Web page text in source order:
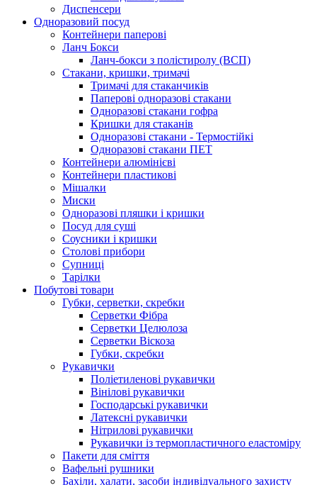
Диспенсери
Одноразовий посуд
Контейнери паперові
Ланч Бокси
Ланч-бокси з полістиролу (ВСП)
Стакани, кришки, тримачі
Тримачі для стаканчиків
Паперові одноразові стакани
Одноразові стакани гофра
Кришки для стаканів
Одноразові стакани - Термостійкі
Одноразові стакани ПЕТ
Контейнери алюмінієві
Контейнери пластикові
Мішалки
Миски
Одноразові пляшки і кришки
Посуд для суші
Соусники і кришки
Столові прибори
Супниці
Тарілки
Побутові товари
Губки, серветки, скребки
Серветки Фібра
Серветки Целюлоза
Серветки Віскоза
Губки, скребки
Рукавички
Поліетиленові рукавички
Вінілові рукавички
Господарські рукавички
Латексні рукавички
Нітрилові рукавички
Рукавички із термопластичного еластоміру
Пакети для сміття
Вафельні рушники
Бахіли, халати, засоби індивідуального захисту